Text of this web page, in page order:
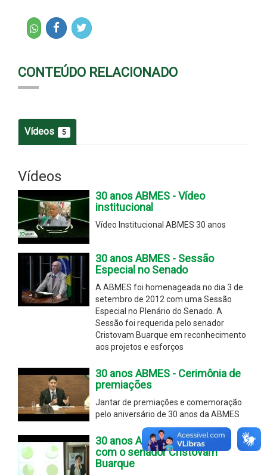
CONTEÚDO RELACIONADO
Vídeos 5
Vídeos
30 anos ABMES - Vídeo
institucional
Vídeo Institucional ABMES 30 anos
30 anos ABMES - Sessão
Especial no Senado
A ABMES foi homenageada no dia 3 de
setembro de 2012 com uma Sessão
Especial no Plenário do Senado. A
Sessão foi requerida pelo senador
Cristovam Buarque em reconhecimento
aos projetos e esforços
30 anos ABMES - Cerimônia de
premiações
Jantar de premiações e comemoração
pelo aniversário de 30 anos da ABMES
30 anos ABMES - Entrevista
com o senador Cristovam
Buarque